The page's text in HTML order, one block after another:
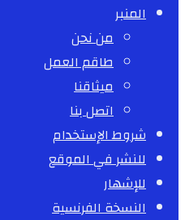
المنبر
من نحن
طاقم العمل
ميثاقنا
اتصل بنا
شروط الإستخدام
للنشر في الموقع
للإشهار
النسخة الفرنسية